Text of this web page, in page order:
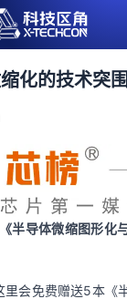
缩化的技术突
半导体微缩图形化
会免费赠送5本《